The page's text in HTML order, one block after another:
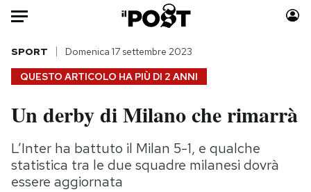
Auto
HOME
Italia
Politica
Tecnologia
Moda
Consumismi
QUESTO ARTICOLO HA PIÙ DI 2 ANNI
SPORT Domenica 17 settembre 2023
Un derby di Milano che rimarrà
L’Inter ha battuto il Milan 5-1, e qualche
statistica tra le due squadre milanesi dovrà
essere aggiornata